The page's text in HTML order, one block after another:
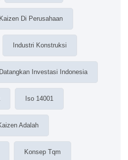
Di Perusahaan
Industri Konstruksi
Investasi Indonesia
Iso 14001
Adalah
Konsep Tqm